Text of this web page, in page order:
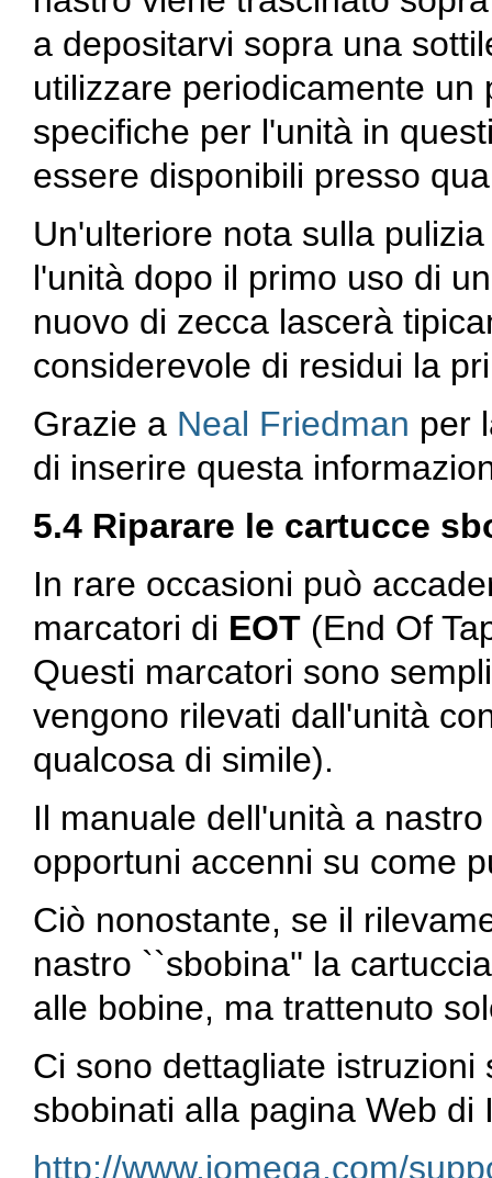
a depositarvi sopra una
utilizzare periodicamente
specifiche per l'unità in
essere disponibili presso
Un'ulteriore nota sulla
l'unità dopo il primo uso di
nuovo di zecca lascerà
considerevole di residui la
Grazie a Neal Friedman per
di inserire questa
5.4 Riparare le cartucce
In rare occasioni può
marcatori di EOT (End Of
Questi marcatori sono
vengono rilevati dall'unità
qualcosa di simile).
Il manuale dell'unità a
opportuni accenni su come
Ciò nonostante, se il
nastro ``sbobina'' la
alle bobine, ma trattenuto
Ci sono dettagliate
sbobinati alla pagina Web di
http://www.iomega.com/